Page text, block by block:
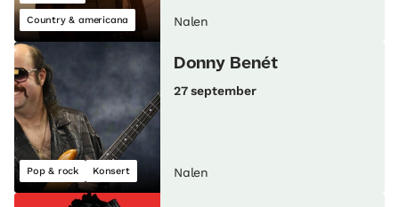
Country & americana Nalen
Pop & rock Konsert
Donny Benét
27 september
Nalen